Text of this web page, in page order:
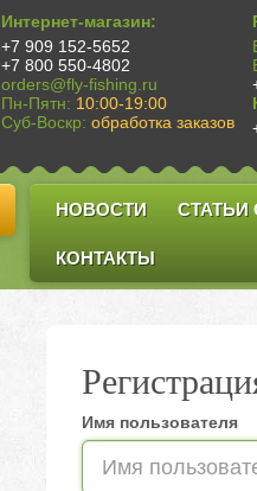
Интернет-магазин:
+7 909 152-5652
+7 800 550-4802
orders@fly-fishing.ru
Пн-Пятн: 10:00-19:00
Суб-Воскр: обработка заказов
НОВОСТИ СТАТЬИ
КОНТАКТЫ
Имя пользователя